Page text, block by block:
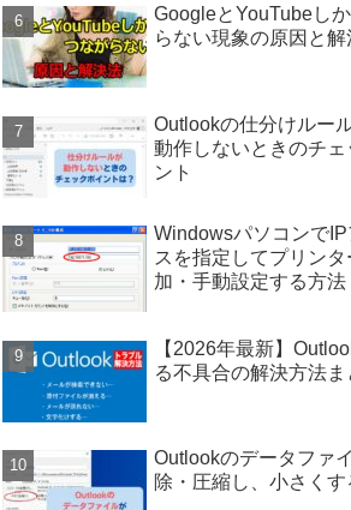
GoogleとYouTubeし
らない現象の原因と解
Outlookの仕分けルー
動作しないときのチェ
ント
WindowsパソコンでIP
スを指定してプリンタ
加・手動設定する方法
【2026年最新】
る不具合の解決方法ま
Outlookのデータファ
除・圧縮し、小さく